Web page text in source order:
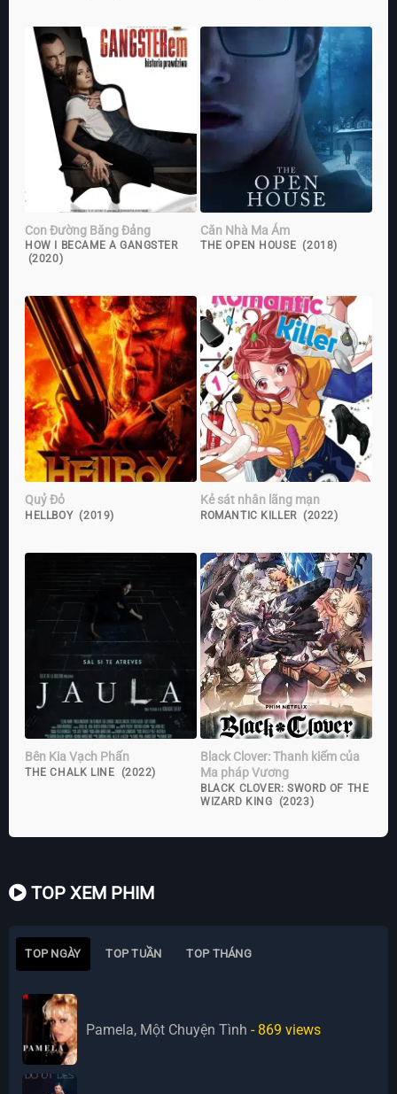
Con Đường Băng Đảng
HOW I BECAME A GANGSTER
(2020)
Căn Nhà Ma Ám
THE OPEN HOUSE (2018)
Quỷ Đỏ
HELLBOY (2019)
Kẻ sát nhân lãng mạn
ROMANTIC KILLER (2022)
Bên Kia Vạch Phấn
THE CHALK LINE (2022)
Black Clover: Thanh kiếm của
Ma pháp Vương
BLACK CLOVER: SWORD OF THE
WIZARD KING (2023)
TOP XEM PHIM
TOP NGÀY TOP TUẦN TOP THÁNG
Pamela, Một Chuyện Tình - 869 views